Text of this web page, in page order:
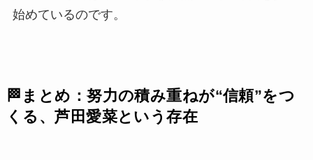
始めているのです。
🏁まとめ：努力の積み重ねが“信頼”をつ
くる、芦田愛菜という存在